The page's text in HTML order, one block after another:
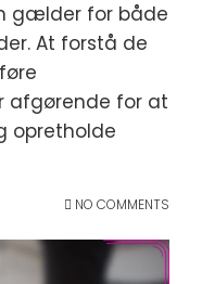
gælder for både
At forstå de
afgørende for at
opretholde
NO COMMENTS